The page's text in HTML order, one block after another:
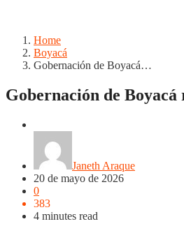
Home
Boyacá
Gobernación de Boyacá…
Gobernación de
Janeth Araque
20 de mayo de 2026
0
383
4 minutes read